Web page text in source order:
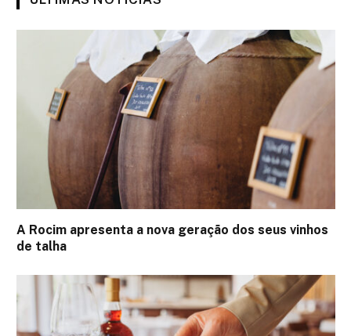
A Rocim apresenta a nova geração dos seus vinhos
de talha